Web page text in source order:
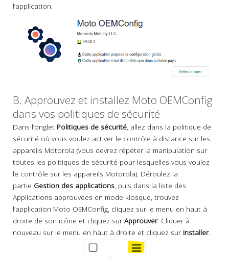
l’application.
B. Approuvez et installez Moto OEMConfig
dans vos politiques de sécurité
Dans l’onglet Politiques de sécurité, allez dans la politique de
sécurité où vous voulez activer le contrôle à distance sur les
appareils Motorola (vous devrez répéter la manipulation sur
toutes les politiques de sécurité pour lesquelles vous voulez
le contrôle sur les appareils Motorola). Déroulez la
partie Gestion des applications, puis dans la liste des
Applications approuvées en mode kiosque, trouvez
l’application Moto OEMConfig, cliquez sur le menu en haut à
droite de son icône et cliquez sur Approuver. Cliquer à
nouveau sur le menu en haut à droite et cliquez sur Installer.